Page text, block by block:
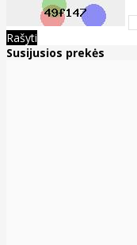
Rašyti
Susijusios prekės